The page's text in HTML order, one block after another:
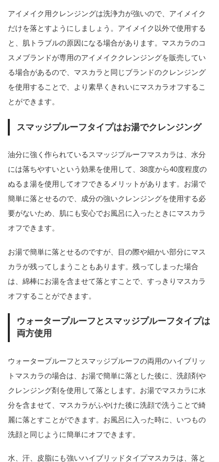
アイメイク用クレンジングは洗浄力が強いので、アイメイク
だけを落とすようにしましょう。アイメイク以外で使用する
と、肌トラブルの原因になる場合があります。マスカラのコ
スメブランドが専用のアイメイククレンジングを販売してい
る場合があるので、マスカラと同じブランドのクレンジング
を使用することで、より素早くきれいにマスカラオフするこ
とができます。
スマッジプルーフタイプはお湯でクレンジング
油分に強く作られているスマッジプルーフマスカラは、水分
には落ちやすいという効果を使用して、38度から40度程度の
ぬるま湯を使用してオフできるメリットがあります。お湯で
簡単に落とせるので、成分の強いクレンジングを使用する必
要がないため、肌にも安心でお風呂に入ったときにマスカラ
オフできます。
お湯で簡単に落とせるのですが、目の際や細かい部分にマス
カラが残ってしまうこともあります。残ってしまった場合
は、綿棒にお湯を含ませて落とすことで、すっきりマスカラ
オフすることができます。
ウォータープルーフとスマッジプルーフタイプは
両方使用
ウォータープルーフとスマッジプルーフの両用のハイブリッ
トマスカラの場合は、お湯で簡単に落とした後に、洗顔剤や
クレンジング剤を使用して落とします。お湯でマスカラに水
分を含ませて、マスカラがふやけた後に洗顔で洗うことで綺
麗に落とすことができます。お風呂に入った時に、いつもの
洗顔と同じように簡単にオフできます。
水、汗、皮脂にも強いハイブリッドタイプマスカラは、落と